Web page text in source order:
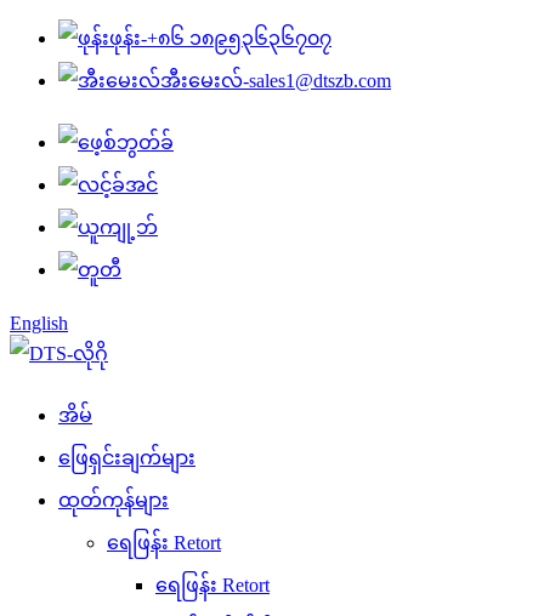
ဖုန်း-+၈၆ ၁၈၉၅၃၆၃၆၇၀၇
အီးမေးလ်-sales1@dtszb.com
English
အိမ်
ဖြေရှင်းချက်များ
ထုတ်ကုန်များ
ရေဖြန်း Retort
ရေဖြန်း Retort